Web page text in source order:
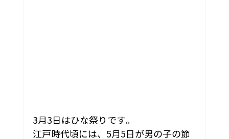
3月3日はひな祭りです。
江戸時代頃には、5月5日が男の子の節